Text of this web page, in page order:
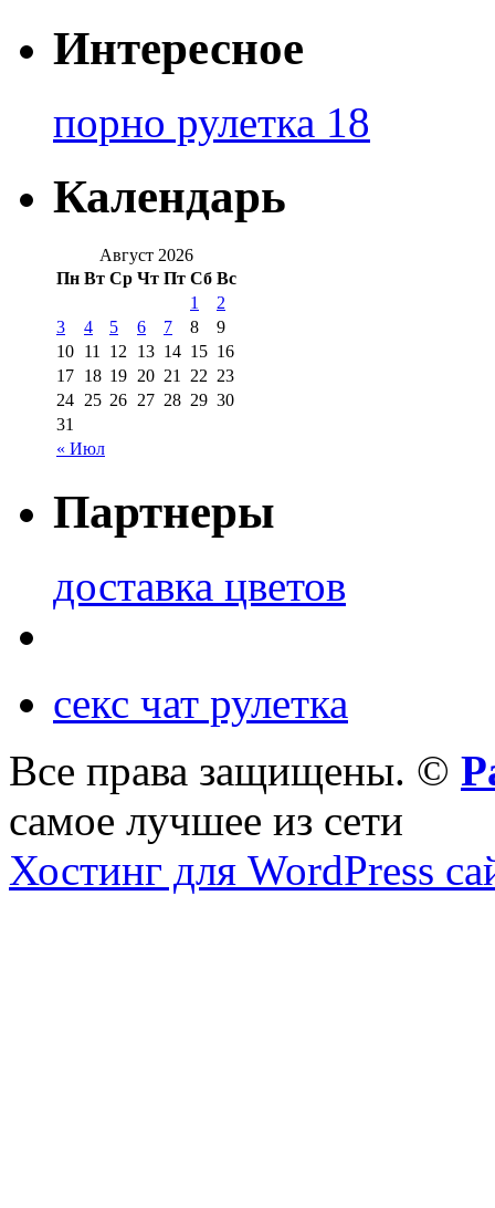
Интересное
порно рулетка 18
Календарь
Август 2026
Пн Вт Ср Чт Пт Сб Вс
« Июл
1
2
3
4 5 6 7 8
9
10 11 12 13 14 15 16
17 18 19 20 21 22 23
24 25 26 27 28 29 30
31
Партнеры
доставка цветов
секс чат рулетка
Все права защищены. ©
самое лучшее из сети
Хостинг для WordPress